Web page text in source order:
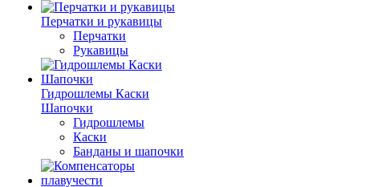
Перчатки и рукавицы
Перчатки
Рукавицы
Гидрошлемы Каски
Шапочки
Гидрошлемы
Каски
Банданы и шапочки